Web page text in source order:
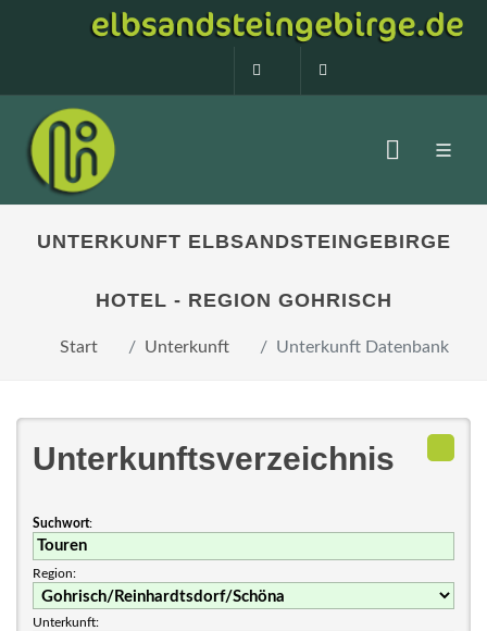
0160 99873408
UNTERKUNFT ELBSANDSTEINGEBIRGE
HOTEL - REGION GOHRISCH
Start Unterkunft Unterkunft Datenbank
Unterkunftsverzeichnis
Suchwort:
Region:
Unterkunft: